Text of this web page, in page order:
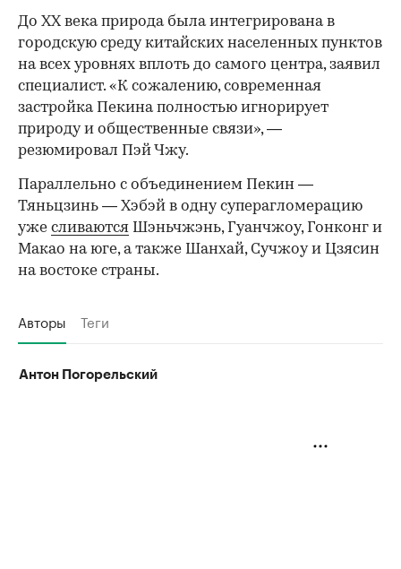
До XX века природа была интегрирована в
городскую среду китайских населенных пунктов
на всех уровнях вплоть до самого центра, заявил
специалист. «К сожалению, современная
застройка Пекина полностью игнорирует
природу и общественные связи», —
резюмировал Пэй Чжу.
Параллельно с объединением Пекин —
Тяньцзинь — Хэбэй в одну суперагломерацию
уже сливаются Шэньчжэнь, Гуанчжоу, Гонконг и
Макао на юге, а также Шанхай, Сучжоу и Цзясин
на востоке страны.
Авторы Теги
Антон Погорельский